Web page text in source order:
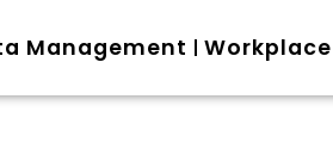
Management Workplace